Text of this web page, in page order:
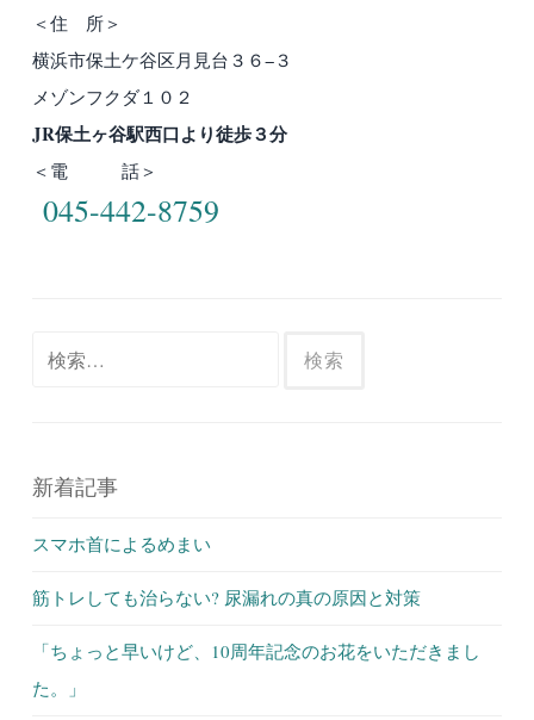
＜住 所＞
横浜市保土ケ谷区月見台３６−３
メゾンフクダ１０２
JR保土ヶ谷駅西口より徒歩３分
＜電 話＞
045-442-8759
新着記事
スマホ首によるめまい
筋トレしても治らない? 尿漏れの真の原因と対策
「ちょっと早いけど、10周年記念のお花をいただきまし
た。」